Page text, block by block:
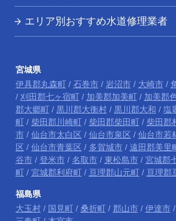
エリア別おすすめ水道修理業者
宮城県
伊具郡丸森町/ 石巻市/ 岩沼市/ 大崎市/
/ 刈田郡七ヶ宿町/ 加美郡加美町/ 加美郡
郡大郷町/ 黒川郡大衡村/ 黒川郡大和 / 塩
町/ 柴田郡川崎町/ 柴田郡柴田町/ 柴田郡
市/ 仙台市太白区 / 仙台市泉区 / 仙台市若
区 / 仙台市青葉区 / 多賀城市/ 遠田郡美里
谷市/ 登米市/ 名取市/ 東松島市/ 宮城郡
町/ 宮城郡利府町/ 亘理郡山元町/ 亘理郡
福島県
大玉村/ 国見町/ 桑折町/ 郡山市/ 伊達市/